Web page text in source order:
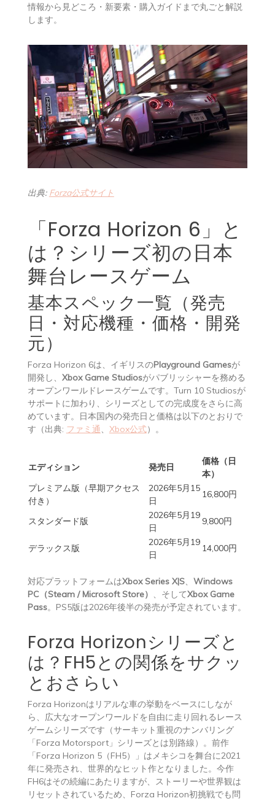
情報から見どころ・新要素・購入ガイドまで丸ごと解説
します。
出典: Forza公式サイト
「Forza Horizon 6」と
は？シリーズ初の日本
舞台レースゲーム
基本スペック一覧（発売
日・対応機種・価格・開発
元）
Forza Horizon 6は、イギリスのPlayground Gamesが
開発し、 Xbox Game Studiosがパブリッシャーを務める
オープンワールドレースゲームです。Turn 10 Studiosが
サポートに加わり、シリーズとしての完成度をさらに高
めています。日本国内の発売日と価格は以下のとおりで
す（出典: ファミ通 、 Xbox公式）。
エディション 発売日
価格（日
本）
プレミアム版（早期アクセス
付き）
2026年5月15
日
16,800円
スタンダード版
2026年5月19
日
9,800円
デラックス版
2026年5月19
日
14,000円
対応プラットフォームはXbox Series X|S、 Windows
PC（Steam / Microsoft Store） 、そしてXbox Game
Pass。PS5版は2026年後半の発売が予定されています。
Forza Horizonシリーズと
は？FH5との関係をサクッ
とおさらい
Forza Horizonはリアルな車の挙動をベースにしなが
ら、広大なオープンワールドを自由に走り回れるレース
ゲームシリーズです（サーキット重視のナンバリング
「Forza Motorsport」シリーズとは別路線）。前作
「Forza Horizon 5（FH5）」はメキシコを舞台に2021
年に発売され、世界的なヒット作となりました。今作
FH6はその続編にあたりますが、ストーリーや世界観は
リセットされているため、Forza Horizon初挑戦でも問